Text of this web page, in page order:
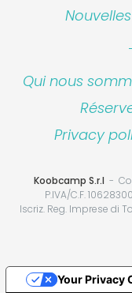
Nouvelles
Qui nous
Privacy
Koobcamp S.r.l
P.IVA/C.F.
Iscriz. Reg. Imprese di
Your Privacy